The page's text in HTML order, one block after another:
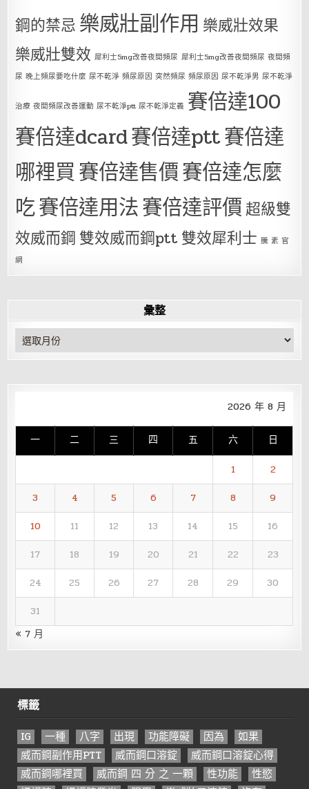
鋼的禁忌 樂威壯副作用 樂威壯效果
樂威壯雙效 犀利士5mg改善夜間頻尿 犀利士5mg改善夜間頻尿 夜間頻
尿 晚上頻尿要吃什麼 尿不乾淨 頻尿原因 突然頻尿 頻尿原因 尿不乾淨男 尿不乾淨
治療 夜間頻尿改善運動 尿不乾淨ptt 尿不乾淨定義 賽倍達100
賽倍達dcard賽倍達ptt賽倍達
哪裡買賽倍達售價賽倍達怎麼
吃賽倍達用法賽倍達評價超級雙
效威而鋼 雙效威而鋼ptt 雙效犀利士 騰 素 官
網
彙整
彙
整
2026 年 8 月
一 二 三 四 五 六 日
1
2
3
4 5 6 7 8
9
10
11 12 13 14 15
16
17
18 19 20 21 22
23
24
25 26 27 28 29
30
31
« 7 月
標籤
IG 一種 八字 出現 功能障礙 因為
如果
威而鋼副作用PTT
威而鋼口溶錠
威而鋼口溶錠心得
威而鋼哪裡買
威而鋼 四 分 之 一顆 性功能
性慾